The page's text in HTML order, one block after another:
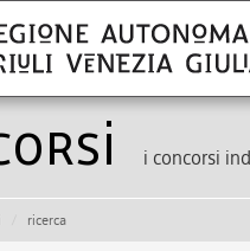
i concorsi
ricerca